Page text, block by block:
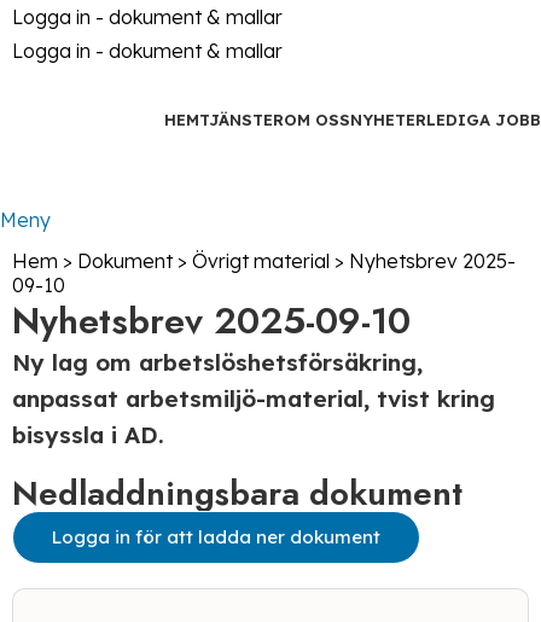
Logga in - dokument & mallar
Logga in - dokument & mallar
HEMTJÄNSTEROM OSSNYHETERLEDIGA JOBB
Meny
Hem > Dokument> Övrigt material > Nyhetsbrev 2025-
09-10
Nyhetsbrev 2025-09-10
Ny lag om arbetslöshetsförsäkring,
anpassat arbetsmiljö-material, tvist kring
bisyssla i AD.
Nedladdningsbara dokument
Logga in för att ladda ner dokument